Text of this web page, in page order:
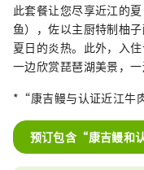
此套餐让您尽享近江的
鱼），佐以主厨特制柚
夏日的炎热。此外，入
一边欣赏琵琶湖美景，一
*“康吉鳗与认证近江牛
预订包含“康吉鳗和